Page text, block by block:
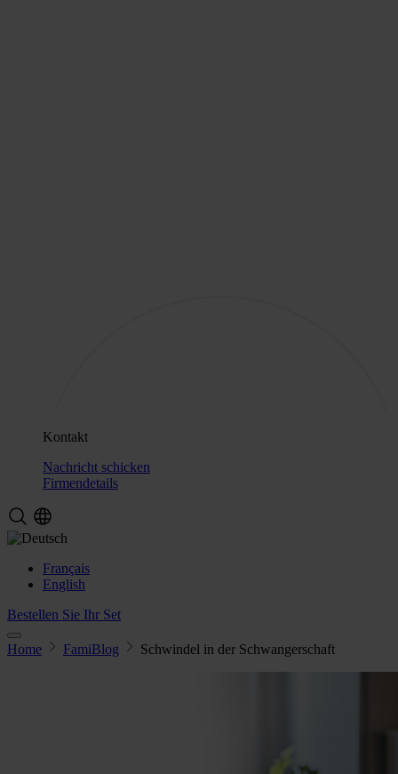
Kontakt
Nachricht schicken
Firmendetails
Français
English
Bestellen Sie Ihr Set
Home FamiBlog Schwindel in der Schwangerschaft